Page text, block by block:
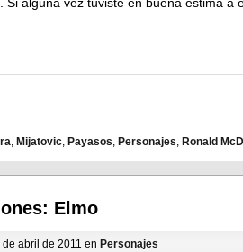
, Mijatovic, Payasos, Personajes, Ronald
Elmo
de abril de 2011 en Personajes